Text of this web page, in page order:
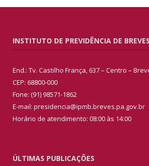
INSTITUTO DE PREVIDÊNCIA DE BREVES
End.: Tv. Castilho França, 637 – Centro –
CEP: 68800-000
Fone: (91) 98571-1862
E-mail: presidencia@ipmb.breves.pa.gov.br
Horário de atendimento: 08:00 às 14:00
ÚLTIMAS PUBLICAÇÕES